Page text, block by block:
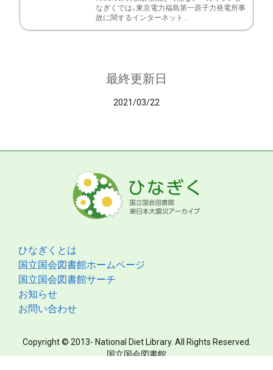
なぎくでは、東京電力福島第一原子力発電所事
故に関するインターネット...
最終更新日
2021/03/22
ひなぎくとは
国立国会図書館ホームページ
国立国会図書館サーチ
お知らせ
お問い合わせ
Copyright © 2013- National Diet Library. All Rights Reserved.